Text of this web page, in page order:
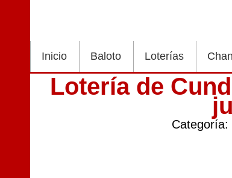
Inicio Baloto Loterías
Lotería de
Categoría: